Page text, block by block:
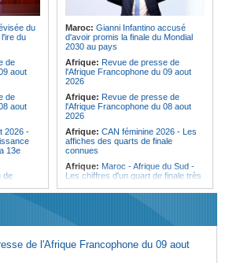
publique
hôpital de
contre
de la
en
Le peuple oromo s'est
historiquement opposé à des
systèmes administratifs défaillants
Ethiopie:« Le renforcement des
capacités de l'armée de l'air
éthiopienne consolide la dissuasion
nationale », déclare le commandant
en second
du
du
de
aout
de
aout
2026 -
13e
de
la
Maroc: Gianni Infantino accusé
d'avoir promis la finale du Mondial
2030 au pays
Afrique: Revue de presse de
l'Afrique Francophone du 09 aout
2026
Afrique: Revue de presse de
l'Afrique Francophone du 08 aout
2026
Afrique: CAN féminine 2026 - Les
affiches des quarts de finale
connues
Afrique: Maroc - Afrique du Sud -
Les chiffres d'un quart de finale très
l'avant »
Afrique:Les statistiques clés avant
de l'Afrique Francophone du 09 aout